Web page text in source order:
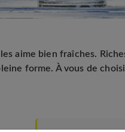
aime bien fraîches.
forme. À vous de